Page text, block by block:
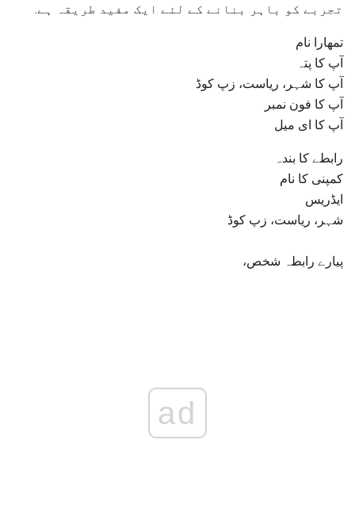
تجربے کو باہر بنانے کے لئے ایک مفید طریقہ ہے.
تمھارا نام
آپ کا پتہ
آپ کا شہر، ریاست، زپ کوڈ
آپ کا فون نمبر
آپ کا ای میل
رابطے کا بندہ
کمپنی کا نام
ایڈریس
شہر، ریاست، زپ کوڈ
پیارے رابطہ شخص،
ad